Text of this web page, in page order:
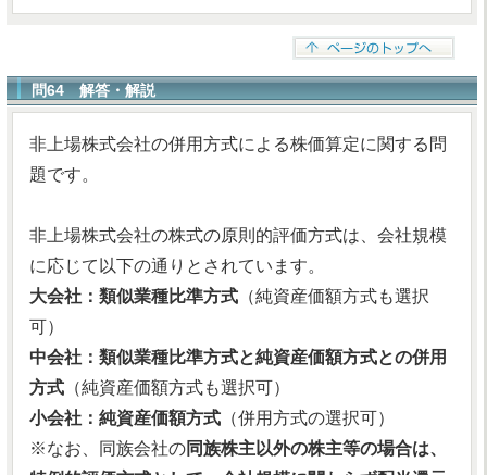
問64 解答・解説
非上場株式会社の併用方式による株価算定に関する問
題です。
非上場株式会社の株式の原則的評価方式は、会社規模
に応じて以下の通りとされています。
大会社：類似業種比準方式 （純資産価額方式も選択
可）
中会社：類似業種比準方式と純資産価額方式との併用
方式 （純資産価額方式も選択可）
小会社：純資産価額方式 （併用方式の選択可）
※なお、同族会社の同族株主以外の株主等の場合は、